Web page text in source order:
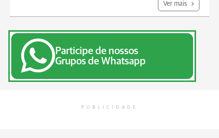
Ver mais
Participe de nossos
Grupos de Whatsapp
PUBLICIDADE